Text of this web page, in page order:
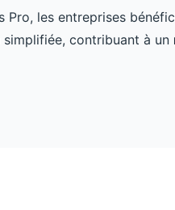
Pro, les entreprises
contribuant à un